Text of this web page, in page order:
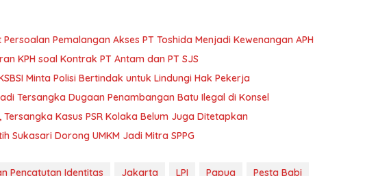
Pemalangan Akses PT Toshida Menjadi Kewenangan APH
KPH soal Kontrak PT Antam dan PT SJS
Minta Polisi Bertindak untuk Lindungi Hak Pekerja
Tersangka Dugaan Penambangan Batu Ilegal di Konsel
Tersangka Kasus PSR Kolaka Belum Juga Ditetapkan
Sukasari Dorong UMKM Jadi Mitra SPPG
Pencatutan Identitas Jakarta LPI Papua
Pesta Babi